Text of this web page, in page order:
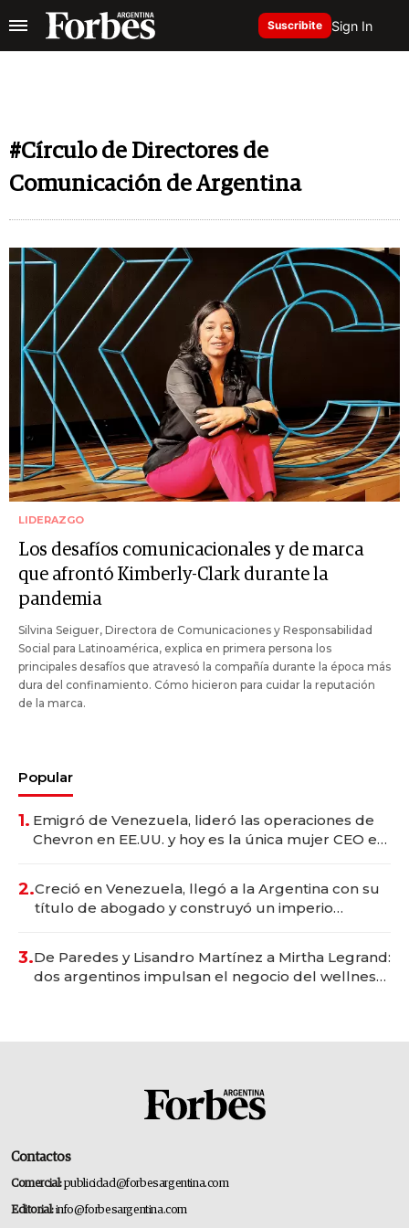
Suscribite Sign In
#Círculo de Directores de
Comunicación de Argentina
LIDERAZGO
Los desafíos comunicacionales y de marca
que afrontó Kimberly-Clark durante la
pandemia
Silvina Seiguer, Directora de Comunicaciones y Responsabilidad
Social para Latinoamérica, explica en primera persona los
principales desafíos que atravesó la compañía durante la época más
dura del confinamiento. Cómo hicieron para cuidar la reputación
de la marca.
Popular
1. Emigró de Venezuela, lideró las operaciones de
Chevron en EE.UU. y hoy es la única mujer CEO en
2.Creció en Venezuela, llegó a la Argentina con su
título de abogado y construyó un imperio
3.De Paredes y Lisandro Martínez a Mirtha Legrand:
dos argentinos impulsan el negocio del wellness
Contactos
Comercial:publicidad@forbesargentina.com
Editorial:info@forbesargentina.com